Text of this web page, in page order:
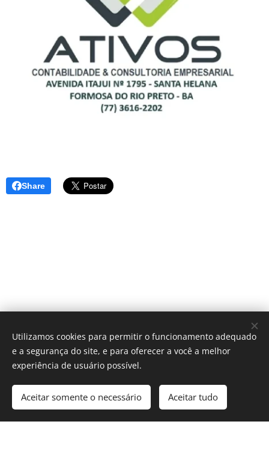
Share
Cookies
Utilizamos cookies para permitir o funcionamento adequado
e a segurança do site, e para oferecer a você a melhor
experiência de usuário possível.
Aceitar somente o necessário Aceitar tudo